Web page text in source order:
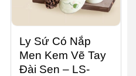
Ly Sứ Có Nắp
Men Kem Vẽ Tay
Đài Sen – LS-